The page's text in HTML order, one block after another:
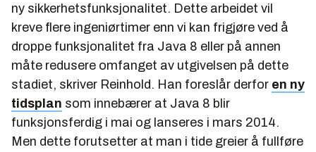
ny sikkerhetsfunksjonalitet. Dette arbeidet vil
kreve flere ingeniørtimer enn vi kan frigjøre ved å
droppe funksjonalitet fra Java 8 eller på annen
måte redusere omfanget av utgivelsen på dette
stadiet, skriver Reinhold. Han foreslår derfor en ny
tidsplan som innebærer at Java 8 blir
funksjonsferdig i mai og lanseres i mars 2014.
Men dette forutsetter at man i tide greier å fullføre